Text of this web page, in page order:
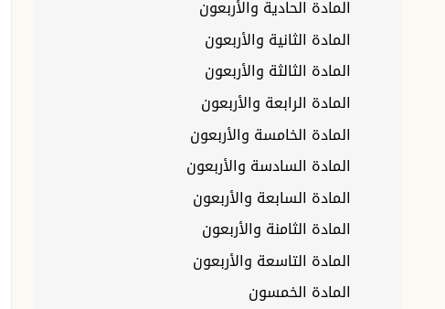
المادة الحادية والأربعون
المادة الثانية والأربعون
المادة الثالثة والأربعون
المادة الرابعة والأربعون
المادة الخامسة والأربعون
المادة السادسة والأربعون
المادة السابعة والأربعون
المادة الثامنة والأربعون
المادة التاسعة والأربعون
المادة الخمسون